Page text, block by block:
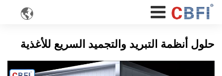

حلول أنظمة التبريد والتجميد السريع للأغذية